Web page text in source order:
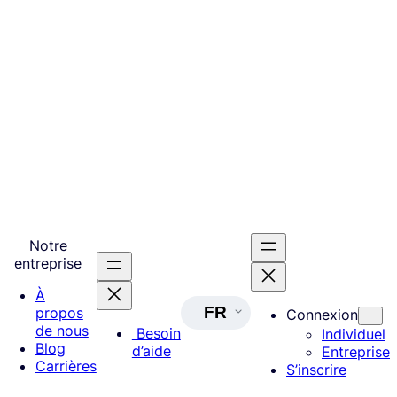
Notre
entreprise
À
propos
de nous
Blog
Carrières
Besoin
d’aide
FR
Connexion
Individuel
Entreprise
S’inscrire